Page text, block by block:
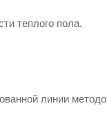
теплого пола.
линии